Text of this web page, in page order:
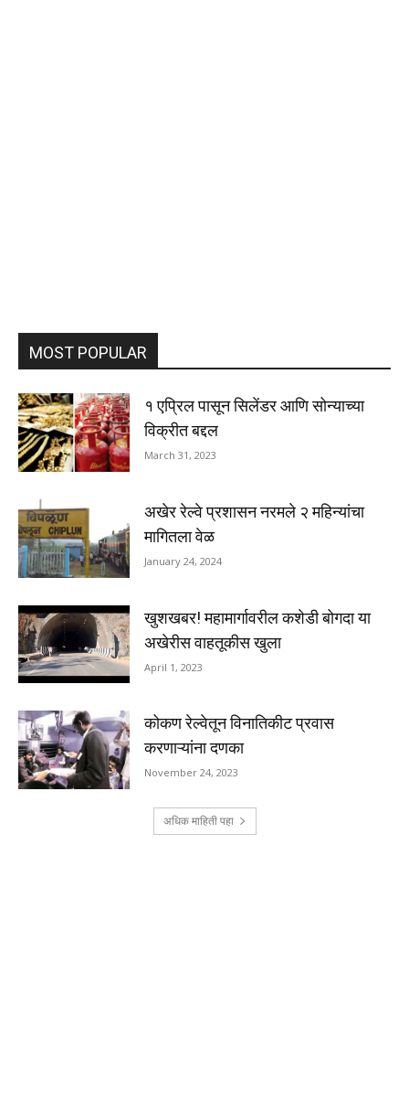
MOST POPULAR
१ एप्रिल पासून सिलेंडर आणि सोन्याच्या
विक्रीत बद्दल
March 31, 2023
अखेर रेल्वे प्रशासन नरमले २ महिन्यांचा
मागितला वेळ
January 24, 2024
खुशखबर! महामार्गावरील कशेडी बोगदा या
अखेरीस वाहतूकीस खुला
April 1, 2023
कोकण रेल्वेतून विनातिकीट प्रवास
करणाऱ्यांना दणका
November 24, 2023
अधिक माहिती पहा